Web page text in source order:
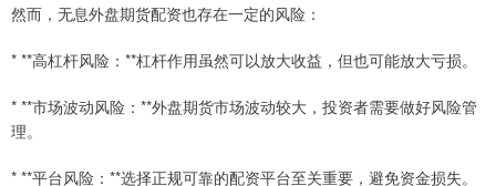
然而，无息外盘期货配资也存在一定的风险：
* **高杠杆风险：**杠杆作用虽然可以放大收益，但也可能放大亏损。
* **市场波动风险：**外盘期货市场波动较大，投资者需要做好风险管
理。
* **平台风险：**选择正规可靠的配资平台至关重要，避免资金损失。